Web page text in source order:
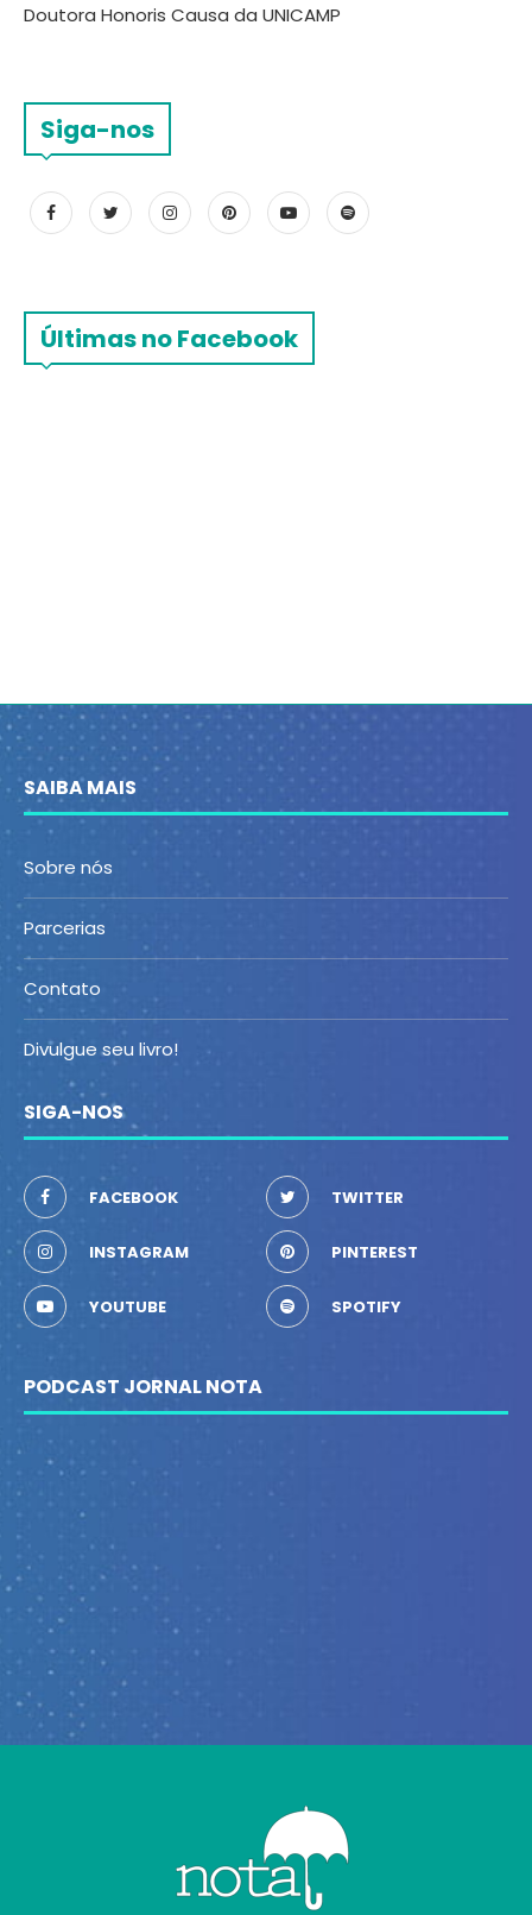
Doutora Honoris Causa da UNICAMP
Siga-nos
Últimas no Facebook
SAIBA MAIS
Sobre nós
Parcerias
Contato
Divulgue seu livro!
SIGA-NOS
FACEBOOK TWITTER
INSTAGRAM PINTEREST
YOUTUBE SPOTIFY
PODCAST JORNAL NOTA